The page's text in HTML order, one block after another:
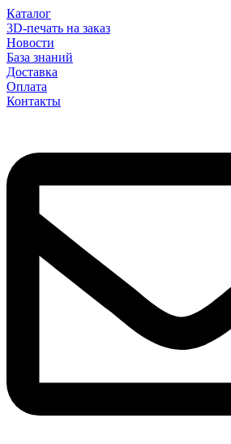
Каталог
3D-печать на заказ
Новости
База знаний
Доставка
Оплата
Контакты